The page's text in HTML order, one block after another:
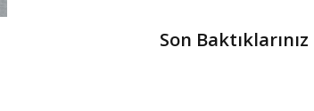
Son Baktıklarınız